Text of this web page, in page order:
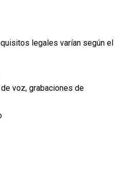
legales varían según el
voz, grabaciones de